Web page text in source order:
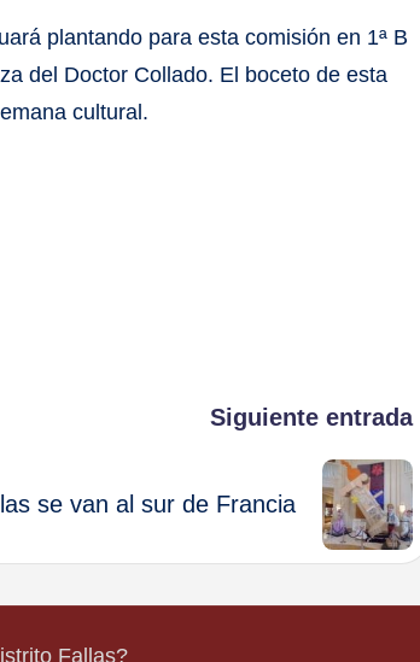
plantando para esta comisión en 1ª B
del Doctor Collado. El boceto de esta
cultural.
Siguiente entrada
se van al sur de Francia
Fallas?